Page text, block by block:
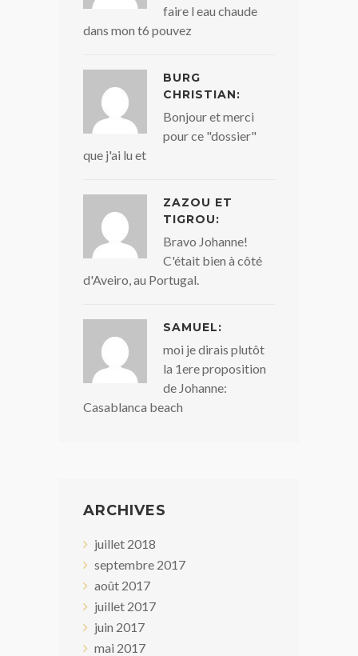
faire l eau chaude
dans mon t6 pouvez
BURG
CHRISTIAN:
Bonjour et merci
pour ce "dossier"
que j'ai lu et
ZAZOU ET
TIGROU:
Bravo Johanne!
C'était bien à côté
d'Aveiro, au Portugal.
SAMUEL:
moi je dirais plutôt
la 1ere proposition
de Johanne:
Casablanca beach
ARCHIVES
juillet 2018
septembre 2017
août 2017
juillet 2017
juin 2017
mai 2017